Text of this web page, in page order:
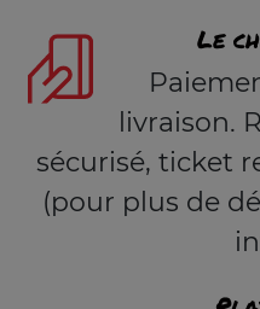
Le
livraison.
sécurisé, ticket
(pour plus de